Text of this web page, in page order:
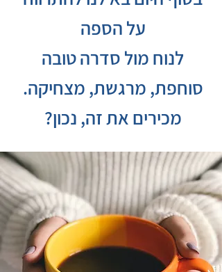
על הספה
לנוח מול סדרה טובה
סוחפת, מרגשת, מצחיקה.
מכירים את זה, נכון?